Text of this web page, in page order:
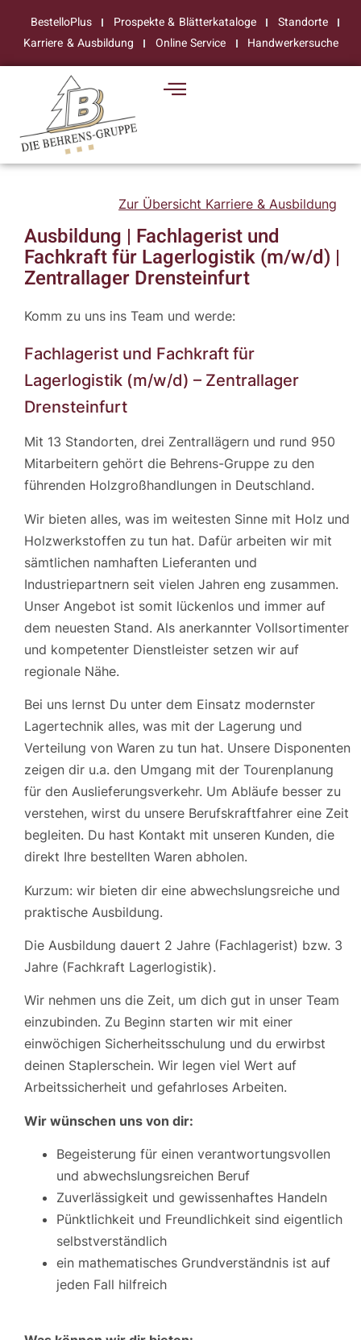
BestelloPlus Prospekte & Blätterkataloge
Standorte
Karriere & Ausbildung
Online Service Handwerkersuche
Zur Übersicht Karriere & Ausbildung
Ausbildung | Fachlagerist und
Fachkraft für Lagerlogistik (m/w/d) |
Zentrallager Drensteinfurt
Komm zu uns ins Team und werde:
Fachlagerist und Fachkraft für
Lagerlogistik (m/w/d) – Zentrallager
Drensteinfurt
Mit 13 Standorten, drei Zentrallägern und rund 950
Mitarbeitern gehört die Behrens-Gruppe zu den
führenden Holzgroßhandlungen in Deutschland.
Wir bieten alles, was im weitesten Sinne mit Holz und
Holzwerkstoffen zu tun hat. Dafür arbeiten wir mit
sämtlichen namhaften Lieferanten und
Industriepartnern seit vielen Jahren eng zusammen.
Unser Angebot ist somit lückenlos und immer auf
dem neuesten Stand. Als anerkannter Vollsortimenter
und kompetenter Dienstleister setzen wir auf
regionale Nähe.
Bei uns lernst Du unter dem Einsatz modernster
Lagertechnik alles, was mit der Lagerung und
Verteilung von Waren zu tun hat. Unsere Disponenten
zeigen dir u.a. den Umgang mit der Tourenplanung
für den Auslieferungsverkehr. Um Abläufe besser zu
verstehen, wirst du unsere Berufskraftfahrer eine Zeit
begleiten. Du hast Kontakt mit unseren Kunden, die
direkt Ihre bestellten Waren abholen.
Kurzum: wir bieten dir eine abwechslungsreiche und
praktische Ausbildung.
Die Ausbildung dauert 2 Jahre (Fachlagerist) bzw. 3
Jahre (Fachkraft Lagerlogistik).
Wir nehmen uns die Zeit, um dich gut in unser Team
einzubinden. Zu Beginn starten wir mit einer
einwöchigen Sicherheitsschulung und du erwirbst
deinen Staplerschein. Wir legen viel Wert auf
Arbeitssicherheit und gefahrloses Arbeiten.
Wir wünschen uns von dir:
Begeisterung für einen verantwortungsvollen
und abwechslungsreichen Beruf
Zuverlässigkeit und gewissenhaftes Handeln
Pünktlichkeit und Freundlichkeit sind eigentlich
selbstverständlich
ein mathematisches Grundverständnis ist auf
jeden Fall hilfreich